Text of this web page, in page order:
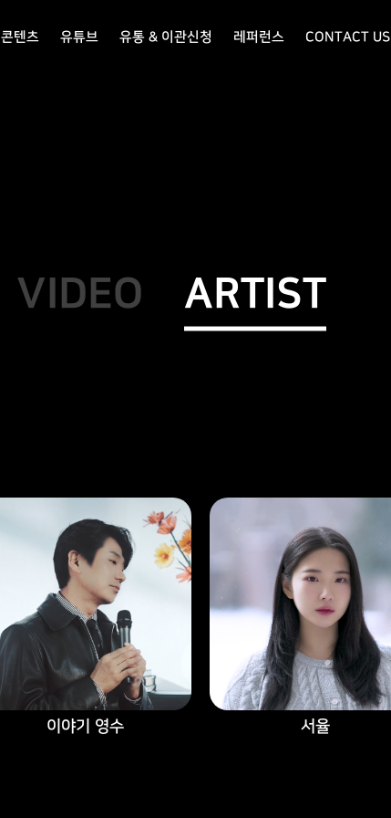
콘텐츠 유튜브 유통 & 이관신청 레퍼런스
CONTACT US
VIDEO ARTIST
이야기 영수 서율